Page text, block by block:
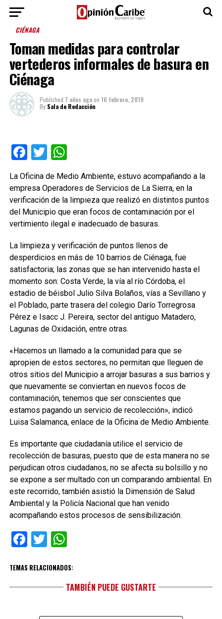
CIÉNAGA
Toman medidas para controlar
vertederos informales de basura en
Ciénaga
Published 7 años agoon 16 febrero, 2019
By Sala de Redacción
Facebook
TwitterWhatsApp
La Oficina de Medio Ambiente, estuvo acompañando a la
empresa Operadores de Servicios de La Sierra, en la
verificación de la limpieza que realizó en distintos puntos
del Municipio que eran focos de contaminación por el
vertimiento ilegal e inadecuado de basuras.
La limpieza y verificación de puntos llenos de
desperdicios en más de 10 barrios de Ciénaga, fue
satisfactoria; las zonas que se han intervenido hasta el
momento son: Costa Verde, la vía al río Córdoba, el
estadio de béisbol Julio Silva Bolaños, vías a Sevillano y
el Poblado, parte trasera del colegio Darío Torregrosa
Pérez e Isacc J. Pereira, sector del antiguo Matadero,
Lagunas de Oxidación, entre otras.
«Hacemos un llamado a la comunidad para que se
apropien de estos sectores, no permitan que lleguen de
otros sitios del Municipio a arrojar basuras a sus barrios y
que nuevamente se conviertan en nuevos focos de
contaminación, tenemos que ser conscientes que
estamos pagando un servicio de recolección», indicó
Luisa Salamanca, enlace de la Oficina de Medio Ambiente.
Es importante que ciudadanía utilice el servicio de
recolección de basuras, puesto que de esta manera no se
perjudican otros ciudadanos, no se afecta su bolsillo y no
se expone a ser multado con un comparando ambiental. En
este recorrido, también asistió la Dimensión de Salud
Ambiental y la Policía Nacional que han venido
acompañando estos procesos de sensibilización.
Facebook
TwitterWhatsApp
TEMAS RELACIONADOS:
TAMBIÉN PUEDE GUSTARTE